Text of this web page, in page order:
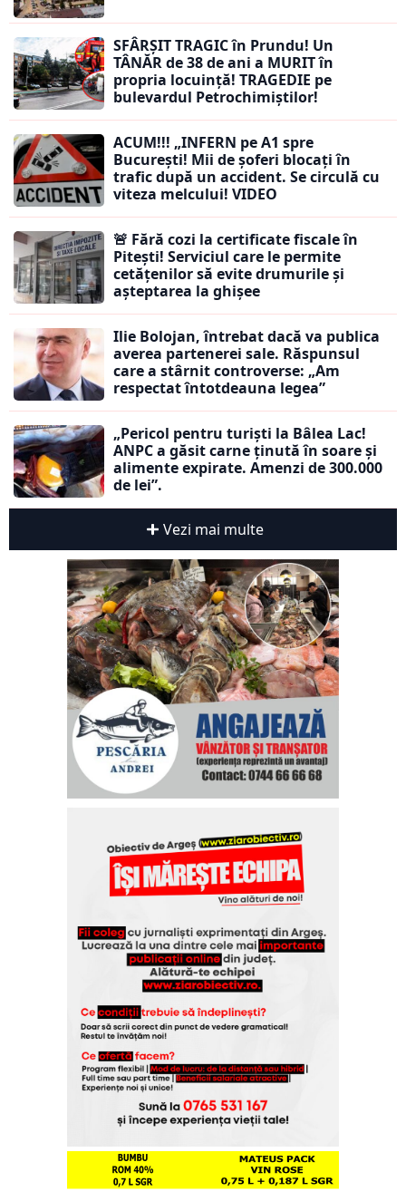
SFÂRȘIT TRAGIC în Prundu! Un
TÂNĂR de 38 de ani a MURIT în
propria locuință! TRAGEDIE pe
bulevardul Petrochimiștilor!
ACUM!!! „INFERN pe A1 spre
București! Mii de șoferi blocați în
trafic după un accident. Se circulă cu
viteza melcului! VIDEO
🚨 Fără cozi la certificate fiscale în
Pitești! Serviciul care le permite
cetățenilor să evite drumurile și
așteptarea la ghișee
Ilie Bolojan, întrebat dacă va publica
averea partenerei sale. Răspunsul
care a stârnit controverse: „Am
respectat întotdeauna legea”
„Pericol pentru turiști la Bâlea Lac!
ANPC a găsit carne ținută în soare și
alimente expirate. Amenzi de 300.000
de lei”.
Vezi mai multe